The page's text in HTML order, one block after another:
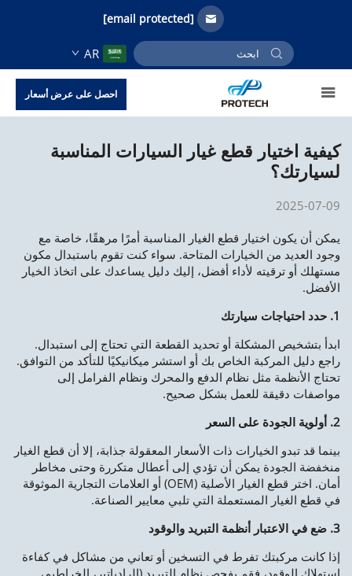
[email protected]
AR
احصل على عرض أسعار
كيفية اختيار قطع غيار السيارات المناسبة
لسيارتك؟
2025-07-09
يمكن أن يكون اختيار قطع الغيار المناسبة أمرًا مرهقًا، خاصة مع
وجود العديد من الخيارات المتاحة. سواء كنت تقوم باستبدال مكون
مستهلك أو ترقيته لأداء أفضل، إليك دليل يساعدك على اتخاذ الخيار
الأفضل.
1. حدد احتياجات سيارتك
ابدأ بتشخيص المشكلة أو تحديد القطعة التي تحتاج إلى استبدال.
راجع دليل المركبة الخاص بك أو استشر ميكانيكيًا للتأكد من التوافق.
تحتاج الأنظمة مثل نظام الدفع والمحرك ونظام الفرامل إلى
مواصفات دقيقة للعمل بشكل صحيح.
2. أولوية الجودة على السعر
بينما قد تبدو الخيارات ذات الأسعار المعقولة جذابة، إلا أن قطع الغيار
منخفضة الجودة يمكن أن تؤدي إلى أعطال متكررة وحتى مخاطر
أمان. اختر قطع الغيار الأصلية (OEM) أو العلامات التجارية الموثوقة
في قطع الغيار المستعملة التي تلبي معايير الصناعة.
3. ضع في الاعتبار أنظمة التبريد والوقود
إذا كانت مركبتك تفرط في التسخين أو تعاني من مشاكل في كفاءة
استهلاك الوقود، فقم بفحص نظام التبريد (الرادياتير، الخراطيم،